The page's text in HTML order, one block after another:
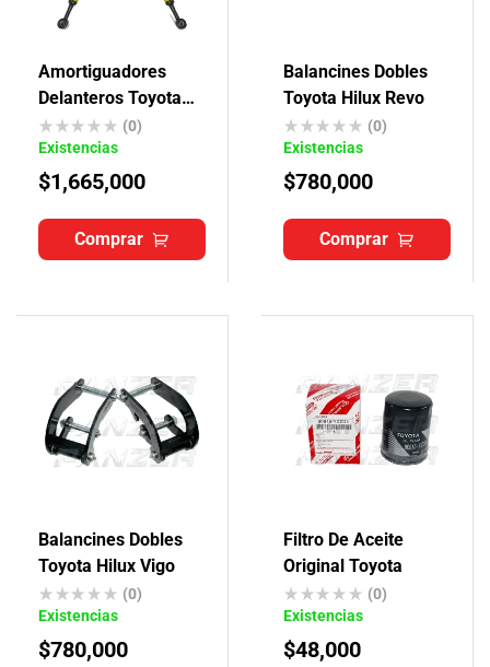
Amortiguadores
Delanteros Toyota
Txl Originales
(0)
Existencias
$1,665,000
Comprar
Balancines Dobles
Toyota Hilux Revo
(0)
Existencias
$780,000
Comprar
Balancines Dobles
Toyota Hilux Vigo
(0)
Existencias
$780,000
Filtro De Aceite
Original Toyota
(0)
Existencias
$48,000